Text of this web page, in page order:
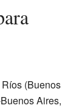
(Buenos
Aires,